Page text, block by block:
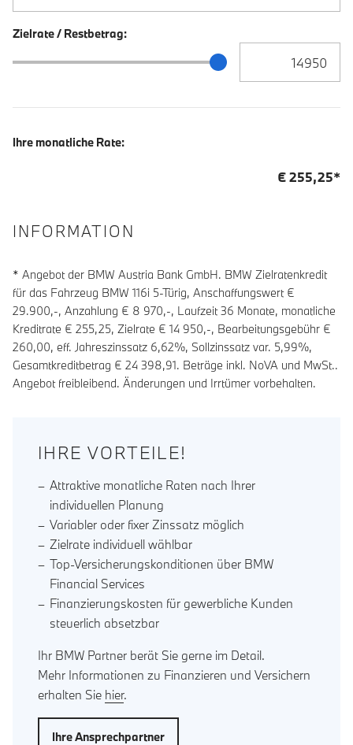
Zielrate / Restbetrag:
Zielrate / Restbetrag Schieberegler
Ihre monatliche Rate:
€255,25*
INFORMATION
* Angebot der BMW Austria Bank GmbH. BMW Zielratenkredit
für das Fahrzeug BMW 116i 5-Türig, Anschaffungswert €
29.900,-, Anzahlung € 8 970,-, Laufzeit36 Monate, monatliche
Kreditrate € 255,25, Zielrate € 14 950,-, Bearbeitungsgebühr €
260,00, eff. Jahreszinssatz 6,62%, Sollzinssatz var. 5,99%,
Gesamtkreditbetrag € 24 398,91. Beträge inkl. NoVA und MwSt..
Angebot freibleibend. Änderungen und Irrtümer vorbehalten.
IHRE VORTEILE!
Attraktive monatliche Raten nach Ihrer
individuellen Planung
Variabler oder fixer Zinssatz möglich
Zielrate individuell wählbar
Top-Versicherungskonditionen über BMW
Financial Services
Finanzierungskosten für gewerbliche Kunden
steuerlich absetzbar
Ihr BMW Partner berät Sie gerne im Detail.
Mehr Informationen zu Finanzieren und Versichern
erhalten Sie hier.
Ihre Ansprechpartner